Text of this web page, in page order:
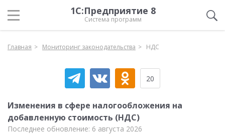
1С:Предприятие 8
Система программ
Главная Мониторинг законодательства НДС
Изменения в сфере налогообложения на
добавленную стоимость (НДС)
Последнее обновление: 6 августа 2026
20